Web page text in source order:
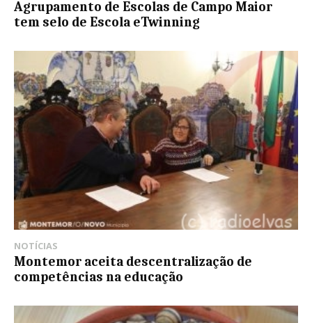
Agrupamento de Escolas de Campo Maior
tem selo de Escola eTwinning
NOTÍCIAS
Montemor aceita descentralização de
competências na educação